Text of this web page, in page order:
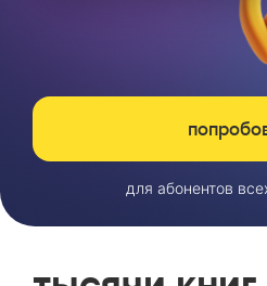
для абонентов